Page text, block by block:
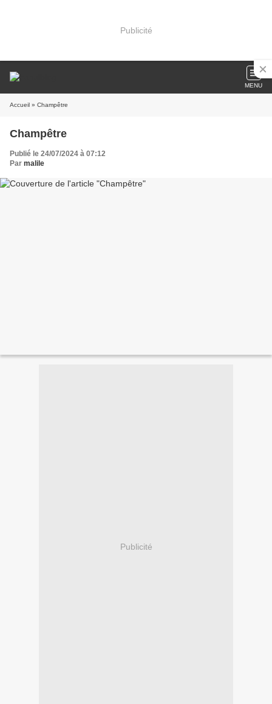
Publicité
MENU
Accueil » Champêtre
Champêtre
Publié le 24/07/2024 à 07:12
Par malile
Publicité